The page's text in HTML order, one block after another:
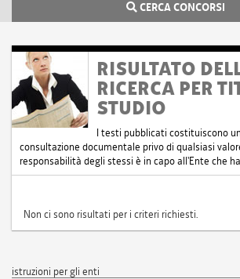
CERCA CONCORSI
RISULTATO
RICERCA PER
STUDIO
I testi pubblicati costituiscono
consultazione documentale privo di qualsiasi
responsabilità degli stessi è in capo all'Ente che
Non ci sono risultati per i criteri richiesti.
istruzioni per gli enti